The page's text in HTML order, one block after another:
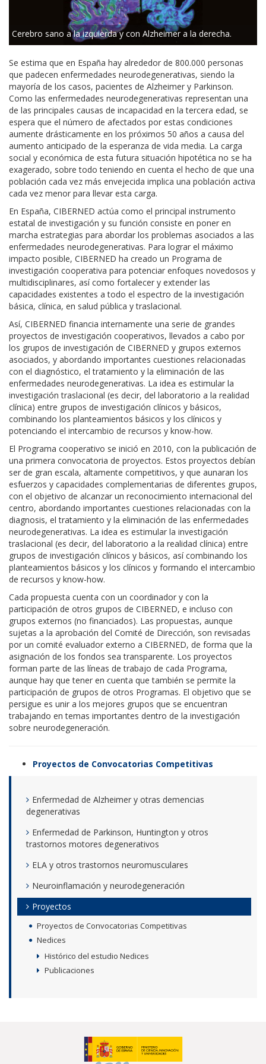
Cerebro sano a la izquierda y con Alzheimer a la derecha.
Se estima que en España hay alrededor de 800.000 personas
que padecen enfermedades neurodegenerativas, siendo la
mayoría de los casos, pacientes de Alzheimer y Parkinson.
Como las enfermedades neurodegenerativas representan una
de las principales causas de incapacidad en la tercera edad, se
espera que el número de afectados por estas condiciones
aumente drásticamente en los próximos 50 años a causa del
aumento anticipado de la esperanza de vida media. La carga
social y económica de esta futura situación hipotética no se ha
exagerado, sobre todo teniendo en cuenta el hecho de que una
población cada vez más envejecida implica una población activa
cada vez menor para llevar esta carga.
En España, CIBERNED actúa como el principal instrumento
estatal de investigación y su función consiste en poner en
marcha estrategias para abordar los problemas asociados a las
enfermedades neurodegenerativas. Para lograr el máximo
impacto posible, CIBERNED ha creado un Programa de
investigación cooperativa para potenciar enfoques novedosos y
multidisciplinares, así como fortalecer y extender las
capacidades existentes a todo el espectro de la investigación
básica, clínica, en salud pública y traslacional.
Así, CIBERNED financia internamente una serie de grandes
proyectos de investigación cooperativos, llevados a cabo por
los grupos de investigación de CIBERNED y grupos externos
asociados, y abordando importantes cuestiones relacionadas
con el diagnóstico, el tratamiento y la eliminación de las
enfermedades neurodegenerativas. La idea es estimular la
investigación traslacional (es decir, del laboratorio a la realidad
clínica) entre grupos de investigación clínicos y básicos,
combinando los planteamientos básicos y los clínicos y
potenciando el intercambio de recursos y know-how.
El Programa cooperativo se inició en 2010, con la publicación de
una primera convocatoria de proyectos. Estos proyectos debían
ser de gran escala, altamente competitivos, y que aunaran los
esfuerzos y capacidades complementarias de diferentes grupos,
con el objetivo de alcanzar un reconocimiento internacional del
centro, abordando importantes cuestiones relacionadas con la
diagnosis, el tratamiento y la eliminación de las enfermedades
neurodegenerativas. La idea es estimular la investigación
traslacional (es decir, del laboratorio a la realidad clínica) entre
grupos de investigación clínicos y básicos, así combinando los
planteamientos básicos y los clínicos y formando el intercambio
de recursos y know-how.
Cada propuesta cuenta con un coordinador y con la
participación de otros grupos de CIBERNED, e incluso con
grupos externos (no financiados). Las propuestas, aunque
sujetas a la aprobación del Comité de Dirección, son revisadas
por un comité evaluador externo a CIBERNED, de forma que la
asignación de los fondos sea transparente. Los proyectos
forman parte de las líneas de trabajo de cada Programa,
aunque hay que tener en cuenta que también se permite la
participación de grupos de otros Programas. El objetivo que se
persigue es unir a los mejores grupos que se encuentran
trabajando en temas importantes dentro de la investigación
sobre neurodegeneración.
Proyectos de Convocatorias Competitivas
Enfermedad de Alzheimer y otras demencias
degenerativas
Enfermedad de Parkinson, Huntington y otros
trastornos motores degenerativos
ELA y otros trastornos neuromusculares
Neuroinflamación y neurodegeneración
Proyectos
Proyectos de Convocatorias Competitivas
Nedices
Histórico del estudio Nedices
Publicaciones